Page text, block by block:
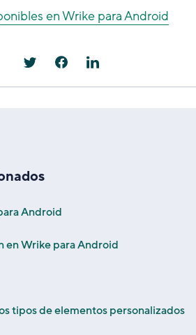
en Wrike para Android
Android
en Wrike para Android
tipos de elementos personalizados